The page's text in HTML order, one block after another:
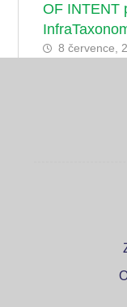
OF INTENT
8 července,